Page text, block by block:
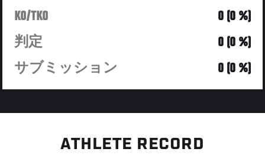
KO/TKO
0 (0 %)
判定
0 (0 %)
サブミッション
0 (0 %)
ATHLETE RECORD